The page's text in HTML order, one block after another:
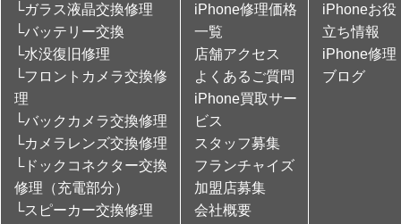
└ガラス液晶交換修理
└バッテリー交換
└水没復旧修理
└フロントカメラ交換修
理
└バックカメラ交換修理
└カメラレンズ交換修理
└ドックコネクター交換
修理（充電部分）
└スピーカー交換修理
iPhone修理価格
一覧
店舗アクセス
よくあるご質問
iPhone買取サー
ビス
スタッフ募集
フランチャイズ
加盟店募集
会社概要
iPhoneお役
立ち情報
iPhone修理
ブログ